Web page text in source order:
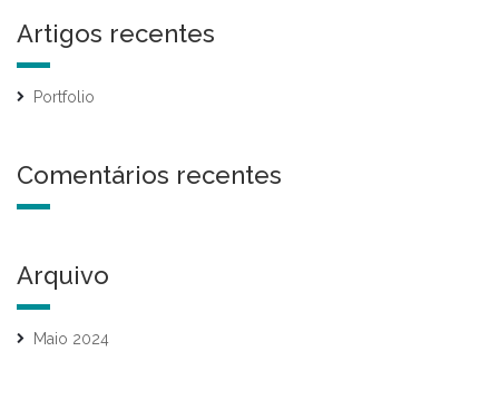
Artigos recentes
Portfolio
Comentários recentes
Arquivo
Maio 2024